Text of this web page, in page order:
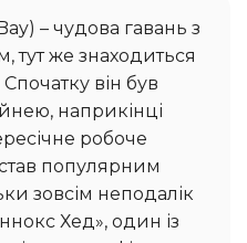
же знаходиться
він був
наприкінці
робоче
популярним
зовсім неподалік
Хед», один із